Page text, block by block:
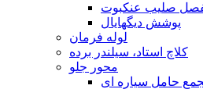
صلیب عنکبوت
پوشش دیگهایال
لوله فرمان
کلاچ استاد، سیلندر برده
محور جلو
حامل سیاره ای